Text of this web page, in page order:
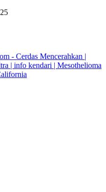
- Cerdas Mencerahkan |
| info kendari | Mesothelioma